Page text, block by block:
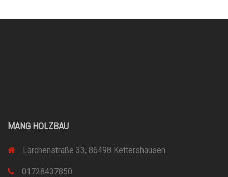
MANG HOLZBAU
Lärchenstraße 33, 86498 Kettershausen
01728437850